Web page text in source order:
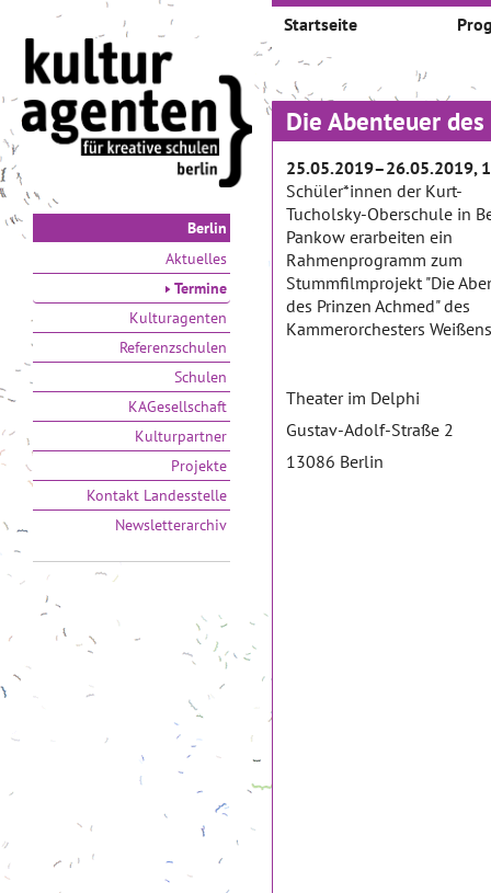
Berlin
Aktuelles
Termine
Kulturagenten
Referenzschulen
Schulen
KAGesellschaft
Kulturpartner
Projekte
Kontakt Landesstelle
Newsletterarchiv
Startseite
Die Abenteuer
25.05.2019–26.05.2019,
Schüler*innen der Kurt-
Tucholsky-Oberschule in
Pankow erarbeiten ein
Rahmenprogramm zum
Stummfilmprojekt "Die
des Prinzen Achmed" des
Kammerorchesters
Theater im Delphi
Gustav-Adolf-Straße 2
13086 Berlin